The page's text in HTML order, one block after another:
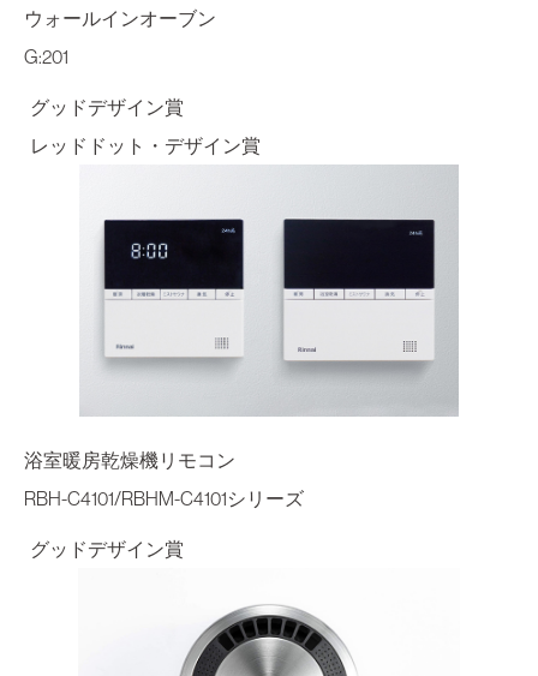
ウォールインオーブン
G:201
グッドデザイン賞
レッドドット・デザイン賞
浴室暖房乾燥機リモコン
RBH-C4101/RBHM-C4101シリーズ
グッドデザイン賞